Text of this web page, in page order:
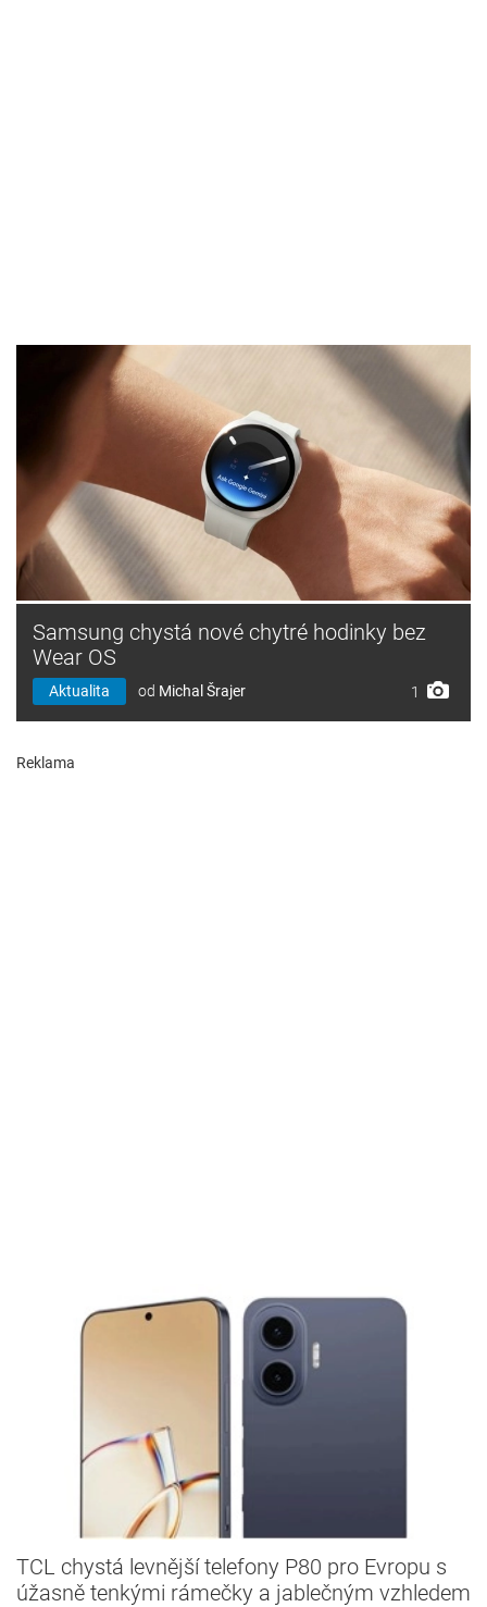
Samsung chystá nové chytré hodinky bez
Wear OS
Aktualita od Michal Šrajer 1
Reklama
TCL chystá levnější telefony P80 pro Evropu s
úžasně tenkými rámečky a jablečným vzhledem